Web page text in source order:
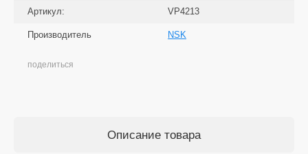
Артикул: VP4213
Производитель NSK
поделиться
Описание товара